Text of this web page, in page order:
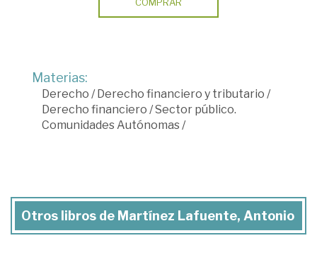
COMPRAR
Materias:
Derecho / Derecho financiero y tributario /
Derecho financiero /Sector público.
Comunidades Autónomas/
Otros libros de Martínez Lafuente, Antonio